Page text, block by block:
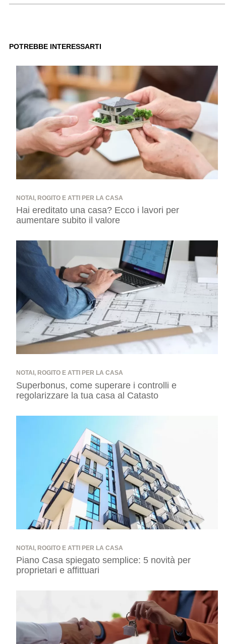
POTREBBE INTERESSARTI
NOTAI, ROGITO E ATTI PER LA CASA
Hai ereditato una casa? Ecco i lavori per
aumentare subito il valore
NOTAI, ROGITO E ATTI PER LA CASA
Superbonus, come superare i controlli e
regolarizzare la tua casa al Catasto
NOTAI, ROGITO E ATTI PER LA CASA
Piano Casa spiegato semplice: 5 novità per
proprietari e affittuari